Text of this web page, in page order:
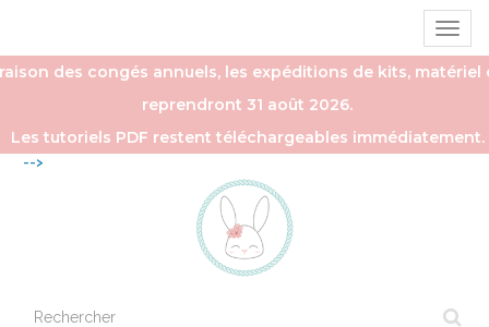
la
des congés annuels, les expéditions de kits, matériel
reprendront 31 août 2026.
Les tutoriels PDF restent téléchargeables immédiatement.
-->